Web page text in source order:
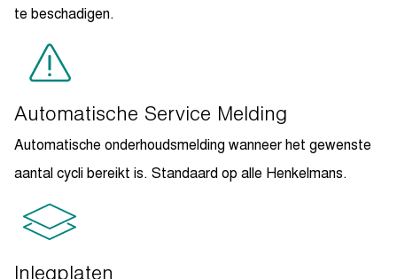
te beschadigen.
Automatische Service Melding
Automatische onderhoudsmelding wanneer het gewenste
aantal cycli bereikt is. Standaard op alle Henkelmans.
Inlegplaten